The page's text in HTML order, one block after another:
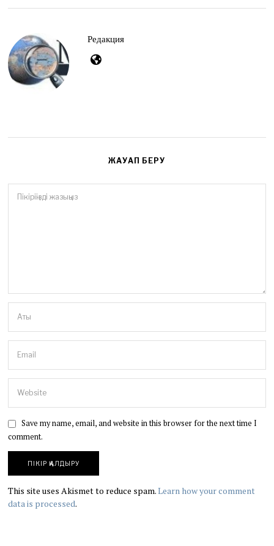
Редакция
ЖАУАП БЕРУ
Save my name, email, and website in this browser for the next time I
comment.
This site uses Akismet to reduce spam.Learn how your comment
data is processed.